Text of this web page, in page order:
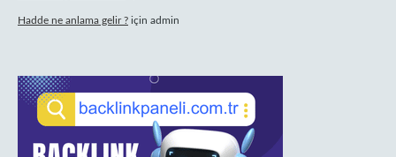
Hadde ne anlama gelir ? için admin